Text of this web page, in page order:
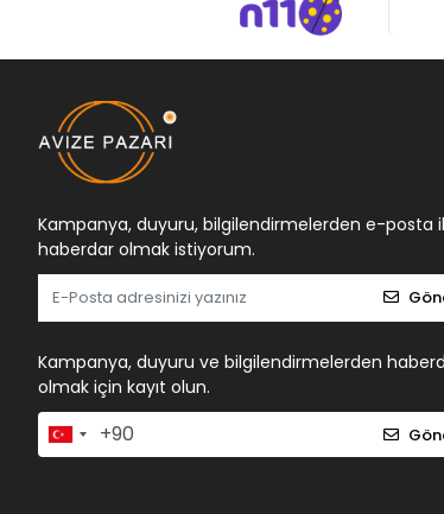
Kampanya, duyuru, bilgilendirmelerden e-posta
haberdar olmak istiyorum.
Kampanya, duyuru ve bilgilendirmelerden
olmak için kayıt olun.